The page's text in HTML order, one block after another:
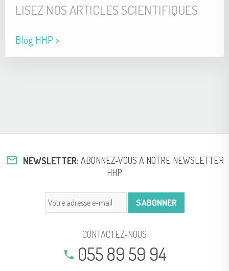
LISEZ NOS ARTICLES SCIENTIFIQUES
Blog HHP >
mail_outline NEWSLETTER:ABONNEZ-VOUS A NOTRE NEWSLETTER
HHP
CONTACTEZ-NOUS
phone 055 89 59 94